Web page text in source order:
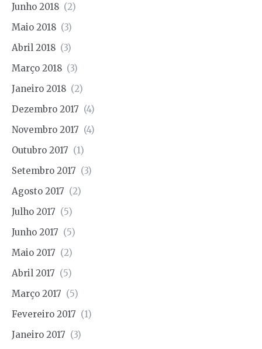
Junho 2018 (2)
Maio 2018 (3)
Abril 2018 (3)
Março 2018 (3)
Janeiro 2018 (2)
Dezembro 2017 (4)
Novembro 2017 (4)
Outubro 2017 (1)
Setembro 2017 (3)
Agosto 2017 (2)
Julho 2017 (5)
Junho 2017 (5)
Maio 2017 (2)
Abril 2017 (5)
Março 2017 (5)
Fevereiro 2017 (1)
Janeiro 2017 (3)